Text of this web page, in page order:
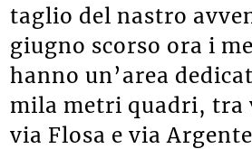
taglio del nastro
giugno scorso ora i
hanno un’area
mila metri quadri, tra
via Flosa e via